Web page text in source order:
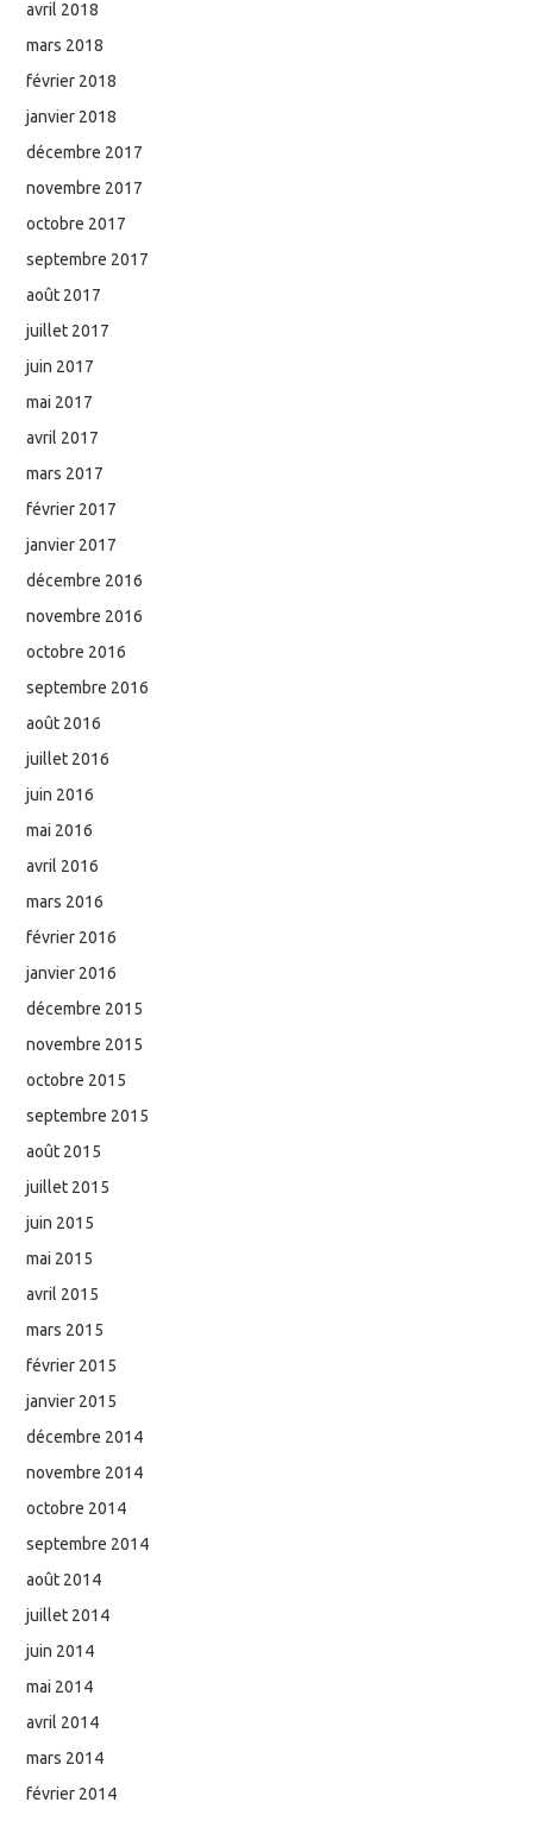
avril 2018
mars 2018
février 2018
janvier 2018
décembre 2017
novembre 2017
octobre 2017
septembre 2017
août 2017
juillet 2017
juin 2017
mai 2017
avril 2017
mars 2017
février 2017
janvier 2017
décembre 2016
novembre 2016
octobre 2016
septembre 2016
août 2016
juillet 2016
juin 2016
mai 2016
avril 2016
mars 2016
février 2016
janvier 2016
décembre 2015
novembre 2015
octobre 2015
septembre 2015
août 2015
juillet 2015
juin 2015
mai 2015
avril 2015
mars 2015
février 2015
janvier 2015
décembre 2014
novembre 2014
octobre 2014
septembre 2014
août 2014
juillet 2014
juin 2014
mai 2014
avril 2014
mars 2014
février 2014